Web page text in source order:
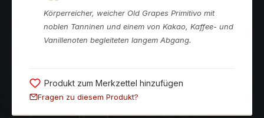
Körperreicher, weicher Old Grapes Primitivo mit
noblen Tanninen und einem von Kakao, Kaffee- und
Vanillenoten begleiteten langem Abgang.
Produkt zum Merkzettel hinzufügen
Fragen zu diesem Produkt?